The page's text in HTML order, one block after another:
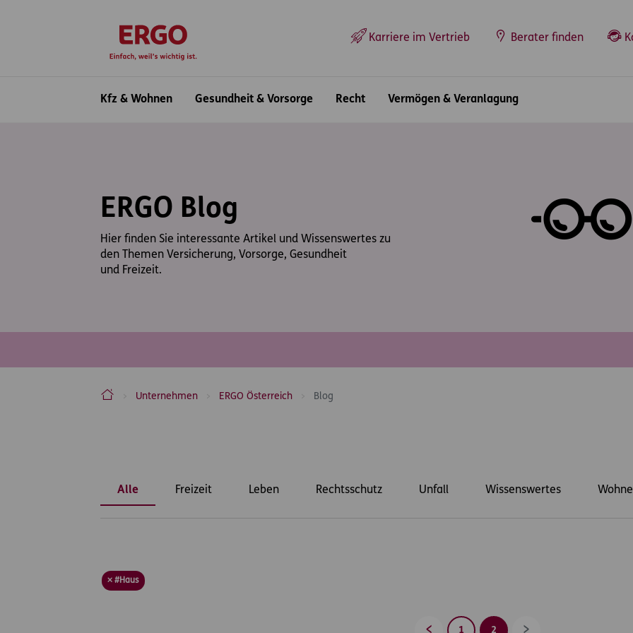
Karriere im Vertrieb Berater finden
Kfz & Wohnen
Gesundheit & Vorsorge Recht Vermögen & Veranlagung
ERGO Blog
Hier finden Sie interessante Artikel und Wissenswertes zu
den Themen Versicherung, Vorsorge, Gesundheit
und Freizeit.
ERGO Versicherung Aktiengesellschaft
Unternehmen ERGO Österreich Blog
Alle Freizeit Leben Rechtsschutz Unfall Wissenswertes
× #Haus
1 2